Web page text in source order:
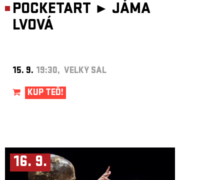
POCKETART ► JÁMA
LVOVÁ
15. 9. 19:30, VELKÝ SÁL
KUP TEĎ!
16. 9.